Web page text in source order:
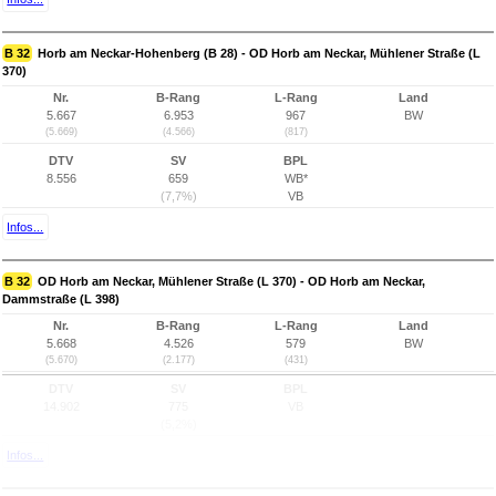
B 32 Horb am Neckar-Hohenberg (B 28) - OD Horb am Neckar, Mühlener Straße (L
370)
Nr.
5.667
(5.669)
B-Rang
6.953
(4.566)
L-Rang
967
(817)
Land
BW
DTV
8.556
SV
659
(7,7%)
BPL
WB*
VB
Infos...
B 32 OD Horb am Neckar, Mühlener Straße (L 370) - OD Horb am Neckar,
Dammstraße (L 398)
Nr.
5.668
(5.670)
B-Rang
4.526
(2.177)
L-Rang
579
(431)
Land
BW
Infos...